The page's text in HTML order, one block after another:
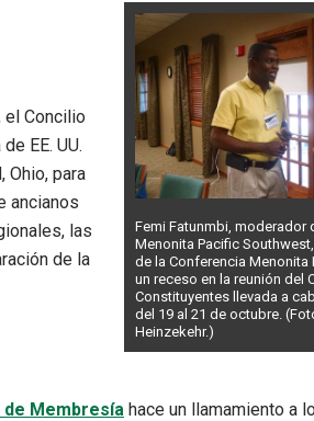
Femi Fatunmbi, moderador
Menonita Pacific
de la Conferencia
un receso en la reunión del
Constituyentes llevada a
del 19 al 21 de octubre.
Heinzekehr.)
el Concilio
EE. UU.
Ohio, para
ancianos
las
de la
Membresía hace un llamamiento a